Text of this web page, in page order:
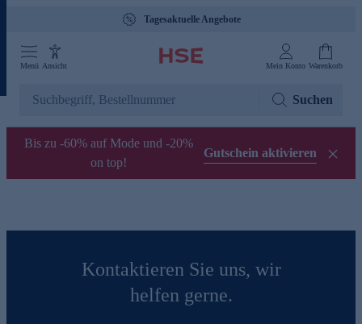
Tagesaktuelle Angebote
Menü Ansicht Mein Konto Warenkorb
Suchen
Bis zu -60% auf Mode und -20%
on top!
Gutschein aktivieren
Kontaktieren Sie uns, wir
helfen gerne.